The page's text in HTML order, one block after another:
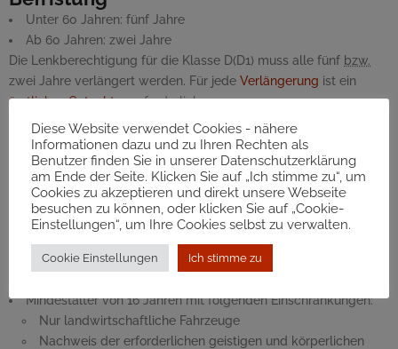
Unter 60 Jahren: fünf Jahre
Ab 60 Jahren: zwei Jahre
Die Lenkberechtigung für die Klasse D(D1) muss alle fünf bzw.
zwei Jahre verlängert werden. Für jede Verlängerung ist ein
ärztliches Gutachtenerforderlich.
Für die Inbetriebnahme und das Lenken von Fahrzeugen der
Klasse D gilt eineAlkoholgrenze von 0,1 Promille (statt 0,5
Promille).
Lenkberechtigung für die
Klasse F
Voraussetzung:
Mindestalter von 16 Jahren mit folgenden Einschränkungen:
Nur landwirtschaftliche Fahrzeuge
Nachweis der erforderlichen geistigen und körperlichen
Diese Website verwendet Cookies - nähere
Informationen dazu und zu Ihren Rechten als
Benutzer finden Sie in unserer Datenschutzerklärung
am Ende der Seite. Klicken Sie auf „Ich stimme zu“, um
Cookies zu akzeptieren und direkt unsere Webseite
besuchen zu können, oder klicken Sie auf „Cookie-
Einstellungen“, um Ihre Cookies selbst zu verwalten.
Cookie Einstellungen Ich stimme zu